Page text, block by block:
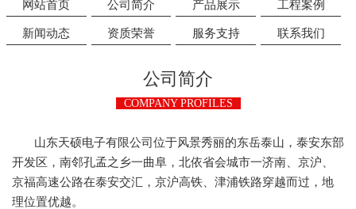
网站首页 公司简介 产品展示 工程案例
新闻动态 资质荣誉 服务支持 联系我们
公司简介
COMPANY PROFILES
山东天硕电子有限公司位于风景秀丽的东岳泰山，泰安东部
开发区，南邻孔孟之乡一曲阜，北依省会城市一济南、京沪、
京福高速公路在泰安交汇，京沪高铁、津浦铁路穿越而过，地
理位置优越。